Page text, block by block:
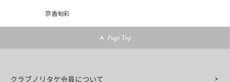
京香旬彩
Page Top
クラブノリタケ会員について